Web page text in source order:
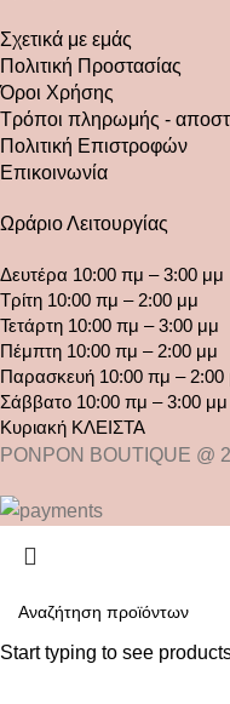
Σχετικά με εμάς
Πολιτική Προστασίας
Όροι Χρήσης
Τρόποι πληρωμής -
Πολιτική Επιστροφών
Επικοινωνία
Ωράριο Λειτουργίας
Δευτέρα 10:00 πμ – 3:00 μμ
Τρίτη 10:00 πμ – 2:00 μμ
Τετάρτη 10:00 πμ – 3:00 μμ
Πέμπτη 10:00 πμ – 2:00 μμ
Παρασκευή 10:00 πμ – 2:00
Σάββατο 10:00 πμ – 3:00 μμ
Κυριακή ΚΛΕΙΣΤΑ
PONPON BOUTIQUE @
Start typing to see